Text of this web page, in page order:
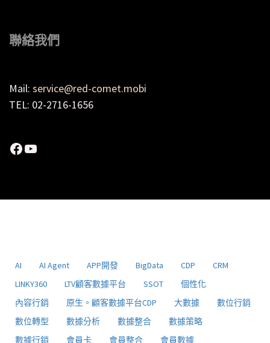
聯絡我們
Mail: service@red-comet.mobi
TEL: 02-2716-1656
Facebook
YouTube
AI AI Agent APP開發 BigData CDP
CRM
LINKY360
LTV顧客數據平台 SSOT
個性化
內容行銷
原生。顧客數據平台CDP 大數據
數位行銷
數位轉型
數據分析 數據整合
數據策略
數據行銷
會員卡 會員整合 會員數據